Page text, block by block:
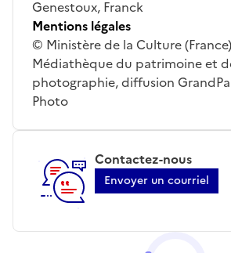
Genestoux, Franck
Mentions légales
© Ministère de la Culture
Médiathèque du patrimoine et
photographie, diffusion
Photo
Contactez-nous
Envoyer un courriel